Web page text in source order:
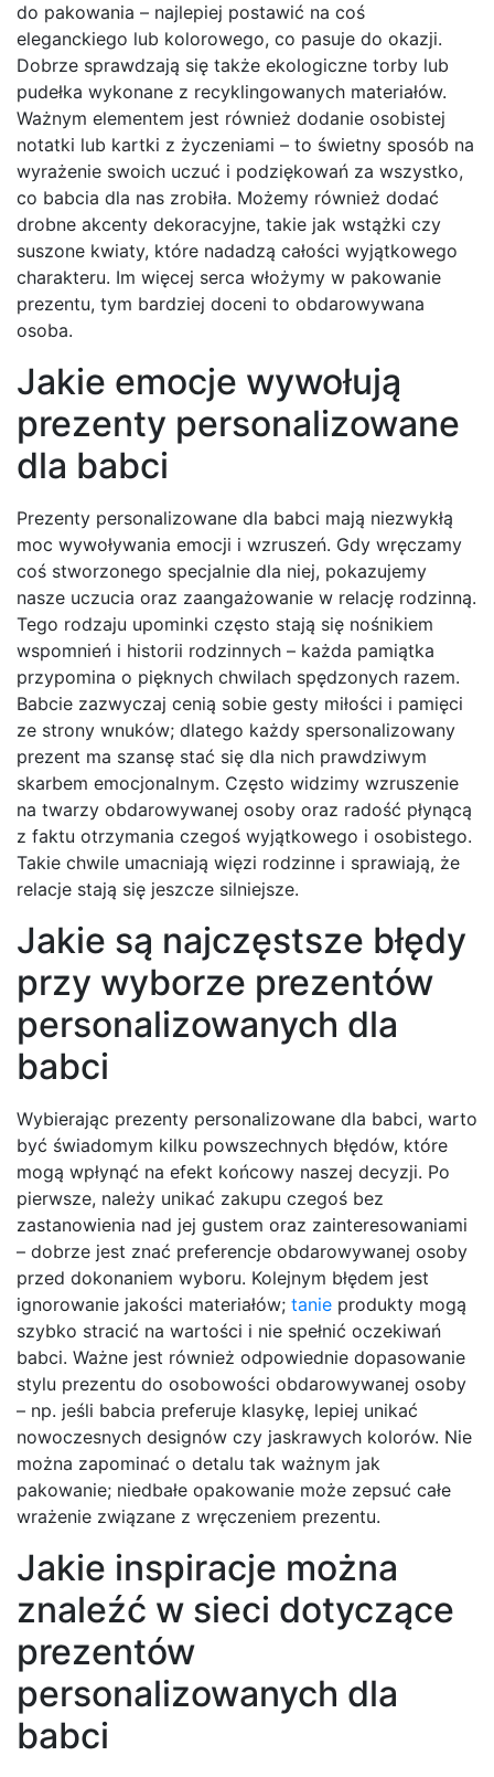
do pakowania – najlepiej postawić na coś
eleganckiego lub kolorowego, co pasuje do okazji.
Dobrze sprawdzają się także ekologiczne torby lub
pudełka wykonane z recyklingowanych materiałów.
Ważnym elementem jest również dodanie osobistej
notatki lub kartki z życzeniami – to świetny sposób na
wyrażenie swoich uczuć i podziękowań za wszystko,
co babcia dla nas zrobiła. Możemy również dodać
drobne akcenty dekoracyjne, takie jak wstążki czy
suszone kwiaty, które nadadzą całości wyjątkowego
charakteru. Im więcej serca włożymy w pakowanie
prezentu, tym bardziej doceni to obdarowywana
osoba.
Jakie emocje wywołują
prezenty personalizowane
dla babci
Prezenty personalizowane dla babci mają niezwykłą
moc wywoływania emocji i wzruszeń. Gdy wręczamy
coś stworzonego specjalnie dla niej, pokazujemy
nasze uczucia oraz zaangażowanie w relację rodzinną.
Tego rodzaju upominki często stają się nośnikiem
wspomnień i historii rodzinnych – każda pamiątka
przypomina o pięknych chwilach spędzonych razem.
Babcie zazwyczaj cenią sobie gesty miłości i pamięci
ze strony wnuków; dlatego każdy spersonalizowany
prezent ma szansę stać się dla nich prawdziwym
skarbem emocjonalnym. Często widzimy wzruszenie
na twarzy obdarowywanej osoby oraz radość płynącą
z faktu otrzymania czegoś wyjątkowego i osobistego.
Takie chwile umacniają więzi rodzinne i sprawiają, że
relacje stają się jeszcze silniejsze.
Jakie są najczęstsze błędy
przy wyborze prezentów
personalizowanych dla
babci
Wybierając prezenty personalizowane dla babci, warto
być świadomym kilku powszechnych błędów, które
mogą wpłynąć na efekt końcowy naszej decyzji. Po
pierwsze, należy unikać zakupu czegoś bez
zastanowienia nad jej gustem oraz zainteresowaniami
– dobrze jest znać preferencje obdarowywanej osoby
przed dokonaniem wyboru. Kolejnym błędem jest
ignorowanie jakości materiałów; tanie produkty mogą
szybko stracić na wartości i nie spełnić oczekiwań
babci. Ważne jest również odpowiednie dopasowanie
stylu prezentu do osobowości obdarowywanej osoby
– np. jeśli babcia preferuje klasykę, lepiej unikać
nowoczesnych designów czy jaskrawych kolorów. Nie
można zapominać o detalu tak ważnym jak
pakowanie; niedbałe opakowanie może zepsuć całe
wrażenie związane z wręczeniem prezentu.
Jakie inspiracje można
znaleźć w sieci dotyczące
prezentów
personalizowanych dla
babci